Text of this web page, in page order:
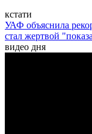
кстати
УАФ объяснила
стал жертвой
видео дня